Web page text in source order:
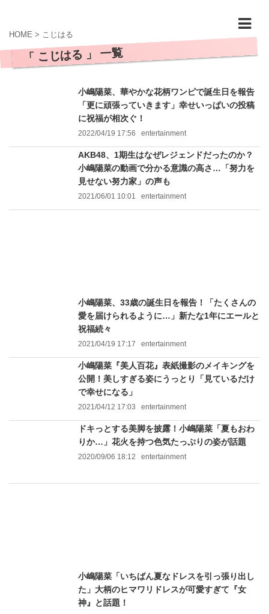
HOME > こじはる
「 こじはる 」 一覧
小嶋陽菜、華やかな花柄ワンピで誕生日を報告
「更に頑張っていきます」幸せいっぱいの投稿
に祝福が相次ぐ！
2022/04/19 17:56 entertainment
AKB48、1期生はなぜレジェンドだったのか？
小嶋陽菜の動画で分かる意識の高さ…「努力を
見せない努力家」の声も
2021/06/01 10:01 entertainment
小嶋陽菜、33歳の誕生日を報告！「たくさんの
愛を届けられるように…」新たな1年にエールと
祝福続々
2021/04/19 17:17 entertainment
小嶋陽菜『美人百花』表紙撮影のメイキングを
公開！美しすぎる姿にうっとり「見ているだけ
で幸せになる」
2021/04/12 17:03 entertainment
ドキっとする美脚を披露！小嶋陽菜「夏もおわ
りか…」花火を持つ色気たっぷりの姿が話題
2020/09/06 18:12 entertainment
小嶋陽菜「いちばん夏なドレスを引っ張り出し
た」大柄のヒマワリドレスが可愛すぎて『女
神』と話題！